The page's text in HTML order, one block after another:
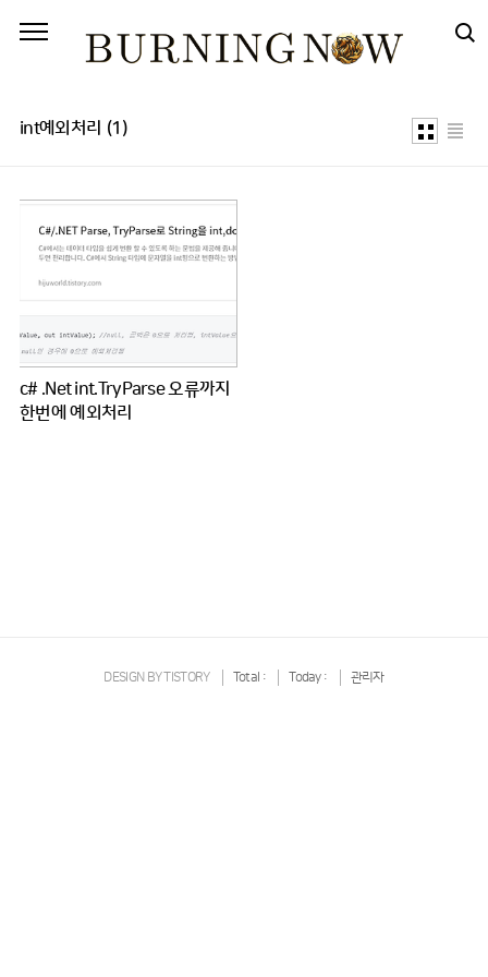
int예외처리 (1)
c# .Net int.TryParse 오류까지
한번에 예외처리
DESIGN BYTISTORY Total : Today : 관리자